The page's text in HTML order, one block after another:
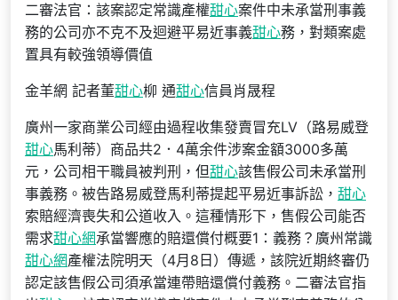
二審法官：該案認定常識產權甜心案件中未承當刑事義
務的公司亦不克不及迴避平易近事義甜心務，對類案處
置具有較強領導價值
金羊網 記者董甜心柳 通甜心信員肖晟程
廣州一家商業公司經由過程收集發賣冒充LV（路易威登
甜心馬利蒂）商品共2．4萬余件涉案金額3000多萬
元，公司相干職員被判刑，但甜心該售假公司未承當刑
事義務。被告路易威登馬利蒂提起平易近事訴訟， 甜心
索賠經濟喪失和公道收入。這種情形下，售假公司能否
需求甜心網承當響應的賠還償付概要1：義務？廣州常識
甜心網產權法院明天（4月8日）傳遞，該院近期終審仍
認定該售假公司須承當連帶賠還償付義務。二審法官指